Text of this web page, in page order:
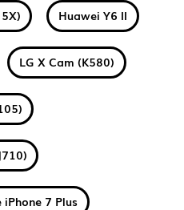
Huawei Y6 II
LG X Cam (K580)
iPhone 7 Plus